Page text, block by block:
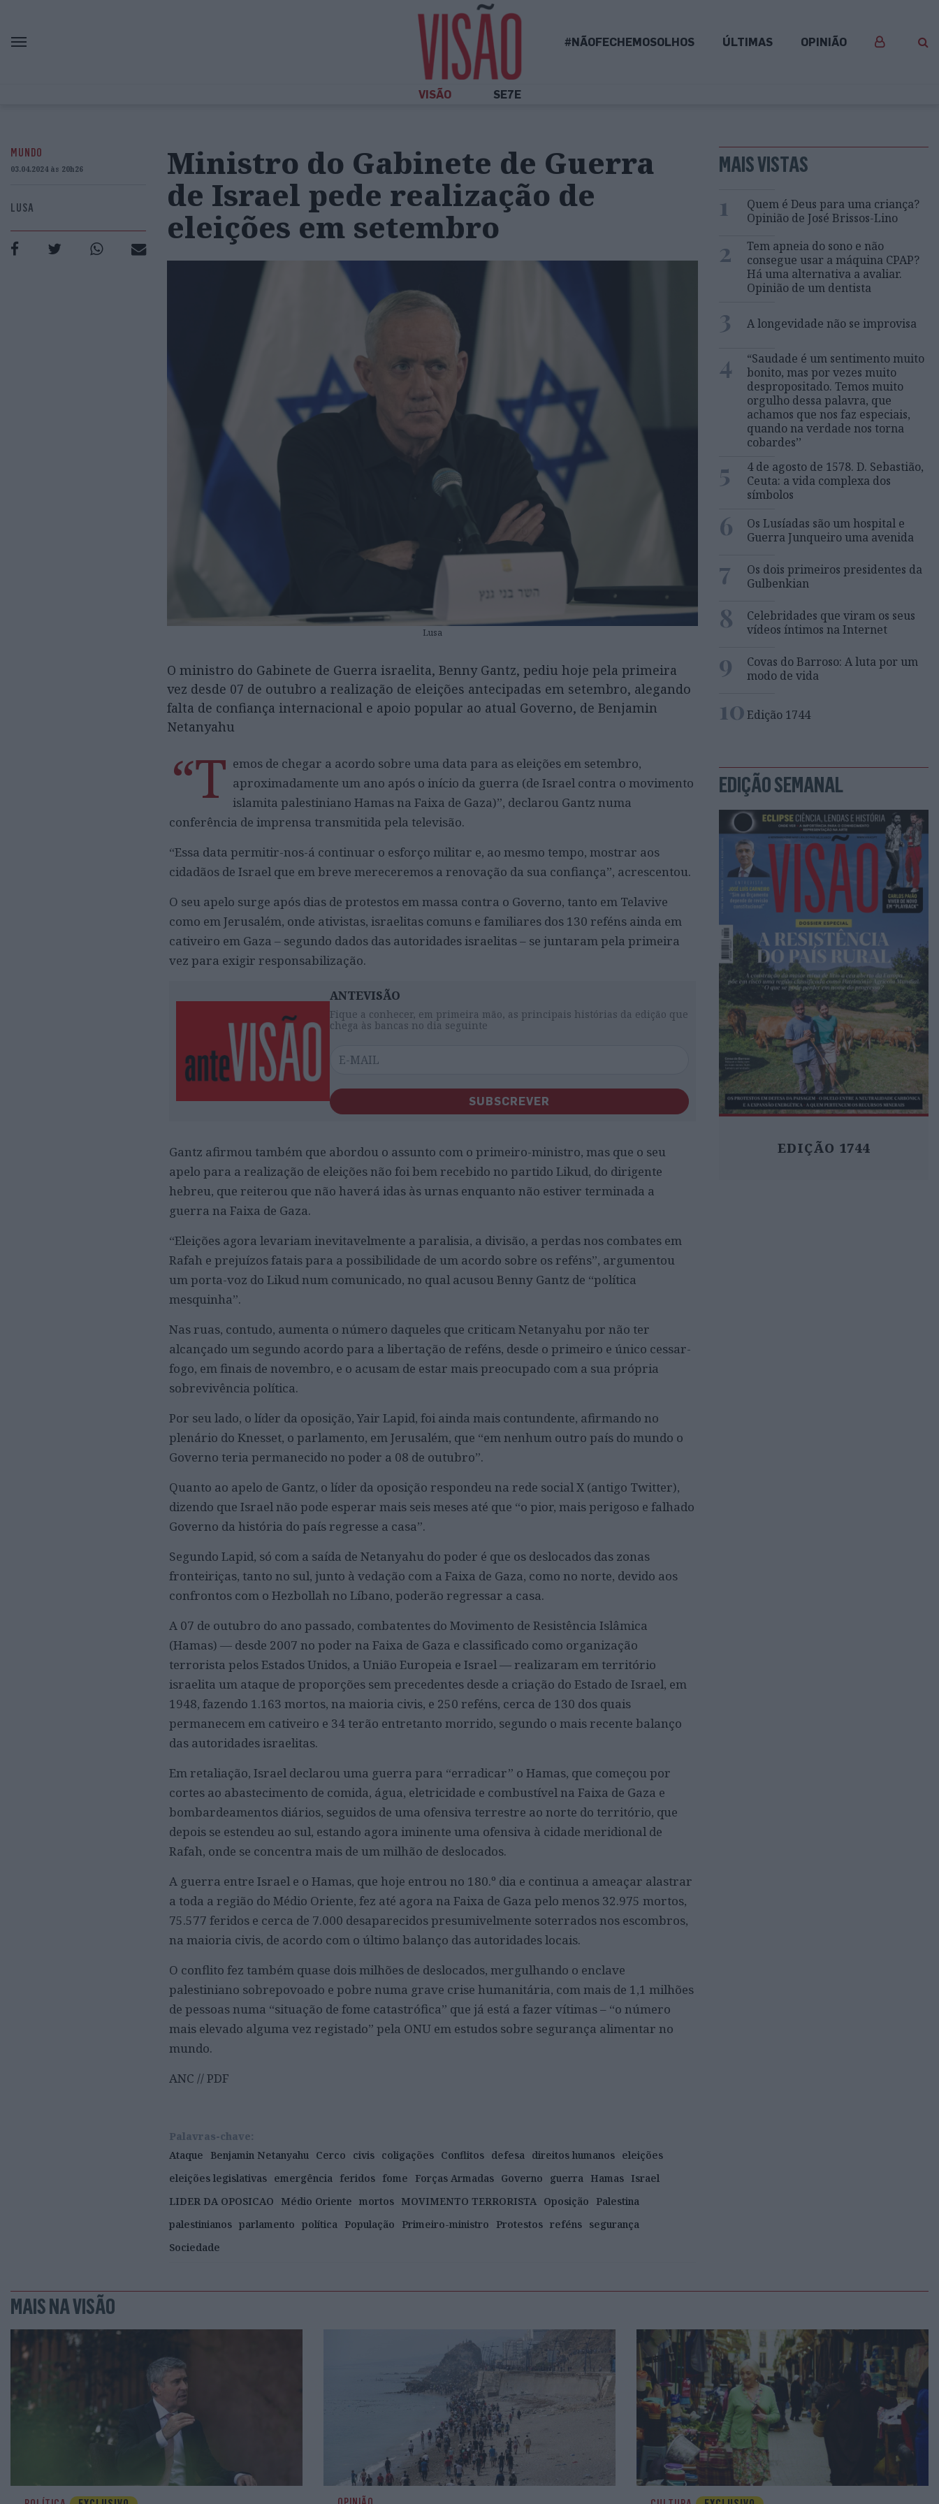
#NÃOFECHEMOSOLHOS ÚLTIMAS OPINIÃO
VISÃO SE7E
MUNDO
03.04.2024 às 20h26
LUSA
Ministro do Gabinete de Guerra
de Israel pede realização de
eleições em setembro
Lusa
O ministro do Gabinete de Guerra israelita, Benny Gantz, pediu hoje pela primeira
vez desde 07 de outubro a realização de eleições antecipadas em setembro, alegando
falta de confiança internacional e apoio popular ao atual Governo, de Benjamin
Netanyahu
“T emos de chegar a acordo sobre uma data para as eleições em setembro,
aproximadamente um ano após o início da guerra (de Israel contra o movimento
islamita palestiniano Hamas na Faixa de Gaza)”, declarou Gantz numa
conferência de imprensa transmitida pela televisão.
“Essa data permitir-nos-á continuar o esforço militar e, ao mesmo tempo, mostrar aos
cidadãos de Israel que em breve mereceremos a renovação da sua confiança”, acrescentou.
O seu apelo surge após dias de protestos em massa contra o Governo, tanto em Telavive
como em Jerusalém, onde ativistas, israelitas comuns e familiares dos 130 reféns ainda em
cativeiro em Gaza – segundo dados das autoridades israelitas – se juntaram pela primeira
vez para exigir responsabilização.
ANTEVISÃO
Fique a conhecer, em primeira mão, as principais histórias da edição que
chega às bancas no dia seguinte
SUBSCREVER
Gantz afirmou também que abordou o assunto com o primeiro-ministro, mas que o seu
apelo para a realização de eleições não foi bem recebido no partido Likud, do dirigente
hebreu, que reiterou que não haverá idas às urnas enquanto não estiver terminada a
guerra na Faixa de Gaza.
“Eleições agora levariam inevitavelmente a paralisia, a divisão, a perdas nos combates em
Rafah e prejuízos fatais para a possibilidade de um acordo sobre os reféns”, argumentou
um porta-voz do Likud num comunicado, no qual acusou Benny Gantz de “política
mesquinha”.
Nas ruas, contudo, aumenta o número daqueles que criticam Netanyahu por não ter
alcançado um segundo acordo para a libertação de reféns, desde o primeiro e único cessar-
fogo, em finais de novembro, e o acusam de estar mais preocupado com a sua própria
sobrevivência política.
Por seu lado, o líder da oposição, Yair Lapid, foi ainda mais contundente, afirmando no
plenário do Knesset, o parlamento, em Jerusalém, que “em nenhum outro país do mundo o
Governo teria permanecido no poder a 08 de outubro”.
Quanto ao apelo de Gantz, o líder da oposição respondeu na rede social X (antigo Twitter),
dizendo que Israel não pode esperar mais seis meses até que “o pior, mais perigoso e falhado
Governo da história do país regresse a casa”.
Segundo Lapid, só com a saída de Netanyahu do poder é que os deslocados das zonas
fronteiriças, tanto no sul, junto à vedação com a Faixa de Gaza, como no norte, devido aos
confrontos com o Hezbollah no Líbano, poderão regressar a casa.
A 07 de outubro do ano passado, combatentes do Movimento de Resistência Islâmica
(Hamas) — desde 2007 no poder na Faixa de Gaza e classificado como organização
terrorista pelos Estados Unidos, a União Europeia e Israel — realizaram em território
israelita um ataque de proporções sem precedentes desde a criação do Estado de Israel, em
1948, fazendo 1.163 mortos, na maioria civis, e 250 reféns, cerca de 130 dos quais
permanecem em cativeiro e 34 terão entretanto morrido, segundo o mais recente balanço
das autoridades israelitas.
Em retaliação, Israel declarou uma guerra para “erradicar” o Hamas, que começou por
cortes ao abastecimento de comida, água, eletricidade e combustível na Faixa de Gaza e
bombardeamentos diários, seguidos de uma ofensiva terrestre ao norte do território, que
depois se estendeu ao sul, estando agora iminente uma ofensiva à cidade meridional de
Rafah, onde se concentra mais de um milhão de deslocados.
A guerra entre Israel e o Hamas, que hoje entrou no 180.º dia e continua a ameaçar alastrar
a toda a região do Médio Oriente, fez até agora na Faixa de Gaza pelo menos 32.975 mortos,
75.577 feridos e cerca de 7.000 desaparecidos presumivelmente soterrados nos escombros,
na maioria civis, de acordo com o último balanço das autoridades locais.
O conflito fez também quase dois milhões de deslocados, mergulhando o enclave
palestiniano sobrepovoado e pobre numa grave crise humanitária, com mais de 1,1 milhões
de pessoas numa “situação de fome catastrófica” que já está a fazer vítimas – “o número
mais elevado alguma vez registado” pela ONU em estudos sobre segurança alimentar no
mundo.
ANC // PDF
Palavras-chave:
Ataque
Benjamin Netanyahu Cerco civis coligações Conflitos defesa direitos humanos eleições
eleições legislativas emergência feridos fome Forças Armadas Governo guerra Hamas Israel
LIDER DA OPOSICAO
Médio Oriente mortos MOVIMENTO TERRORISTA Oposição
Palestina
palestinianos parlamento política População Primeiro-ministro Protestos reféns segurança
Sociedade
MAIS VISTAS
1
Quem é Deus para uma criança?
Opinião de José Brissos-Lino
2
Tem apneia do sono e não
consegue usar a máquina CPAP?
Há uma alternativa a avaliar.
Opinião de um dentista
3 A longevidade não se improvisa
4
“Saudade é um sentimento muito
bonito, mas por vezes muito
despropositado. Temos muito
orgulho dessa palavra, que
achamos que nos faz especiais,
quando na verdade nos torna
cobardes’’
5
4 de agosto de 1578. D. Sebastião,
Ceuta: a vida complexa dos
símbolos
6
Os Lusíadas são um hospital e
Guerra Junqueiro uma avenida
7
Os dois primeiros presidentes da
Gulbenkian
8
Celebridades que viram os seus
vídeos íntimos na Internet
9
Covas do Barroso: A luta por um
modo de vida
10Edição 1744
EDIÇÃO SEMANAL
EDIÇÃO 1744
MAIS NA VISÃO